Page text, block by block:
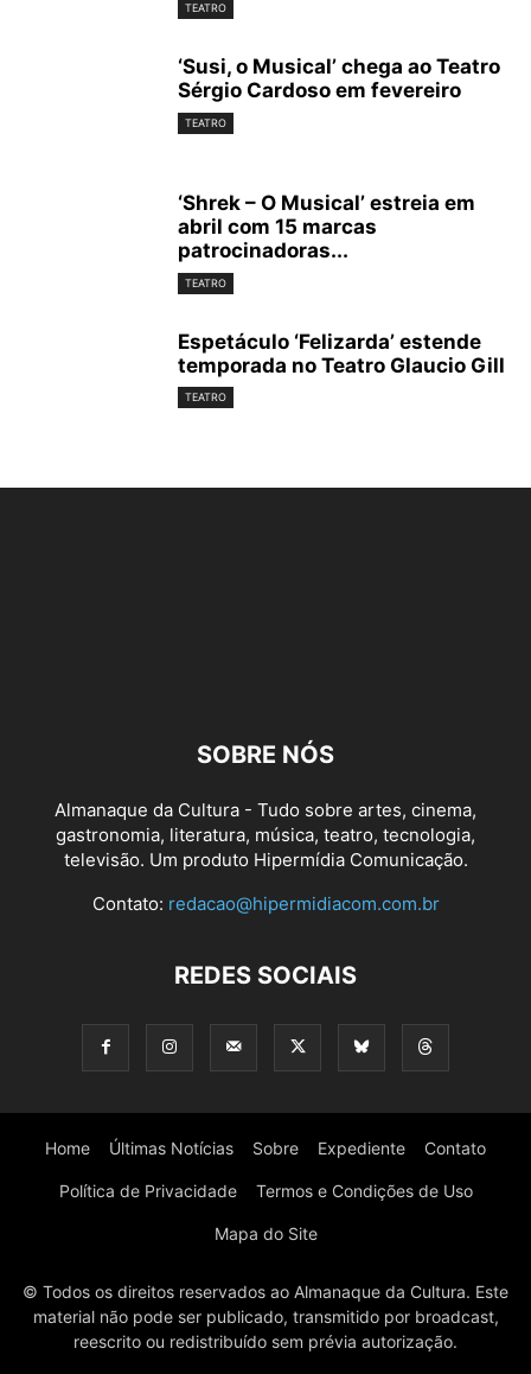
TEATRO
‘Susi, o Musical’ chega ao Teatro
Sérgio Cardoso em fevereiro
TEATRO
‘Shrek – O Musical’ estreia em
abril com 15 marcas
patrocinadoras...
TEATRO
Espetáculo ‘Felizarda’ estende
temporada no Teatro Glaucio Gill
TEATRO
SOBRE NÓS
Almanaque da Cultura - Tudo sobre artes, cinema,
gastronomia, literatura, música, teatro, tecnologia,
televisão. Um produto Hipermídia Comunicação.
Contato: redacao@hipermidiacom.com.br
REDES SOCIAIS
Home Últimas Notícias Sobre Expediente Contato
Política de Privacidade Termos e Condições de Uso
Mapa do Site
© Todos os direitos reservados ao Almanaque da Cultura. Este
material não pode ser publicado, transmitido por broadcast,
reescrito ou redistribuído sem prévia autorização.